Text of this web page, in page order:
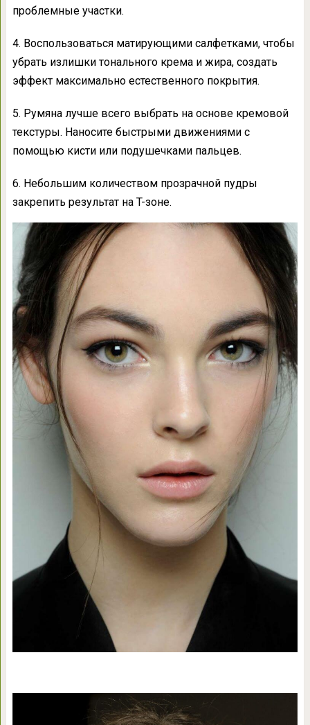
проблемные участки.
4. Воспользоваться матирующими салфетками, чтобы
убрать излишки тонального крема и жира, создать
эффект максимально естественного покрытия.
5. Румяна лучше всего выбрать на основе кремовой
текстуры. Наносите быстрыми движениями с
помощью кисти или подушечками пальцев.
6. Небольшим количеством прозрачной пудры
закрепить результат на T-зоне.